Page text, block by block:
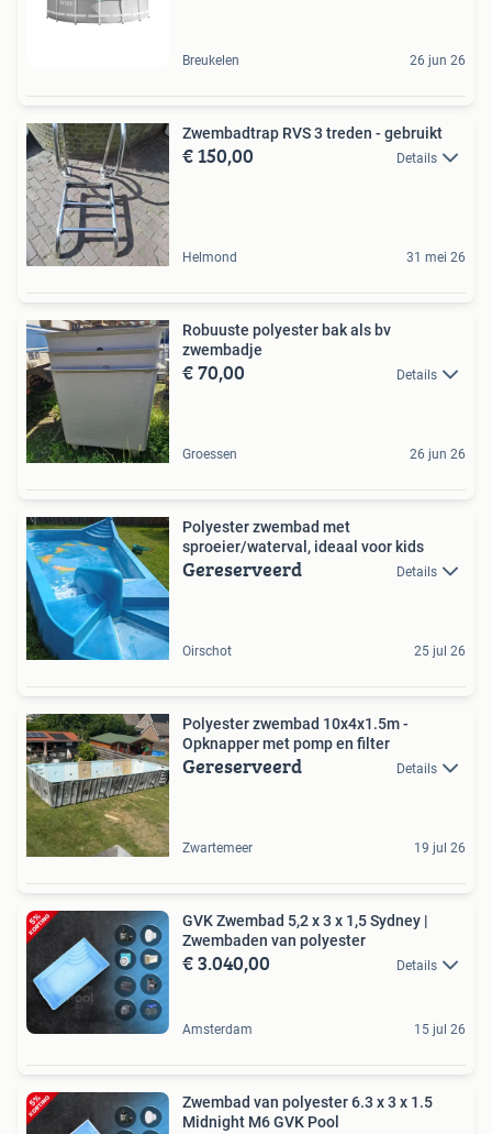
Breukelen 26 jun 26
Zwembadtrap RVS 3 treden - gebruikt
€ 150,00 Details
Helmond 31 mei 26
Robuuste polyester bak als bv
zwembadje
€ 70,00 Details
Groessen 26 jun 26
Polyester zwembad met
sproeier/waterval, ideaal voor kids
Gereserveerd Details
Oirschot 25 jul 26
Polyester zwembad 10x4x1.5m -
Opknapper met pomp en filter
Gereserveerd Details
Zwartemeer 19 jul 26
GVK Zwembad 5,2 x 3 x 1,5 Sydney |
Zwembaden van polyester
€ 3.040,00 Details
Amsterdam 15 jul 26
Zwembad van polyester 6.3 x 3 x 1.5
Midnight M6 GVK Pool